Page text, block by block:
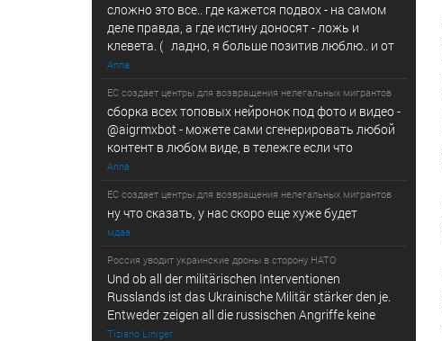
сложно это все.. где кажется подвох - на самом
деле правда, а где истину доносят - ложь и
клевета. ( ладно, я больше позитив люблю.. и от
Anna
ЕС создает центры для возвращения нелегальных мигрантов
сборка всех топовых нейронок под фото и видео -
@­a­i­­gr­mx­b­­o­t - можете сами сгенерировать любой
контент в любом виде, в т­ележг­е е­сл­и ч­то
Anna
ЕС создает центры для возвращения нелегальных мигрантов
ну что сказать, у нас скоро еще хуже будет
мдаа
Россия уводит украинские дроны в сторону НАТО
Und ob all der militärischen Interventionen
Russlands ist das Ukrainische Militär stärker den je.
Entweder zeigen all die russischen Angriffe keine
Tiziano Liniger